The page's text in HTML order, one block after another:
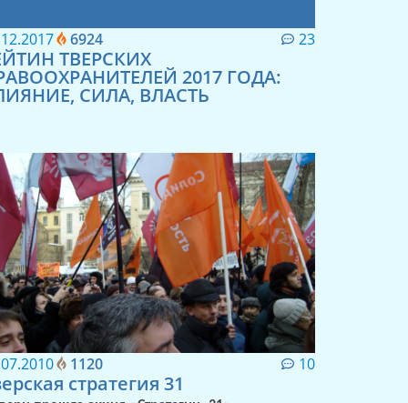
6924 23
ТВЕРСКИХ
2017 ГОДА:
СИЛА, ВЛАСТЬ
1120 10
стратегия 31